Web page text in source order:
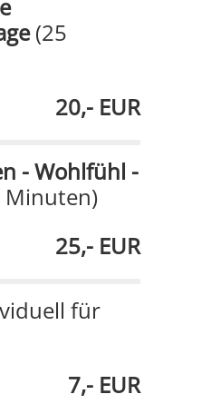
(25
20,- EUR
- Wohlfühl -
25,- EUR
für
7,- EUR